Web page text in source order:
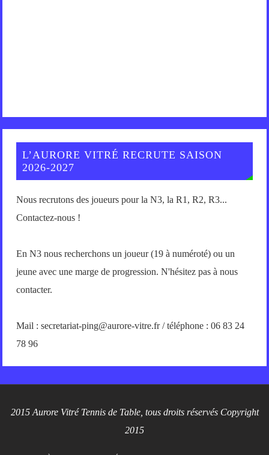
L’AURORE VITRÉ RECRUTE SAISON
2026-2027
Nous recrutons des joueurs pour la N3, la R1, R2, R3...
Contactez-nous !
En N3 nous recherchons un joueur (19 à numéroté) ou un
jeune avec une marge de progression. N'hésitez pas à nous
contacter.
Mail : secretariat-ping@aurore-vitre.fr / téléphone : 06 83 24
78 96
2015 Aurore Vitré Tennis de Table, tous droits réservés Copyright
2015